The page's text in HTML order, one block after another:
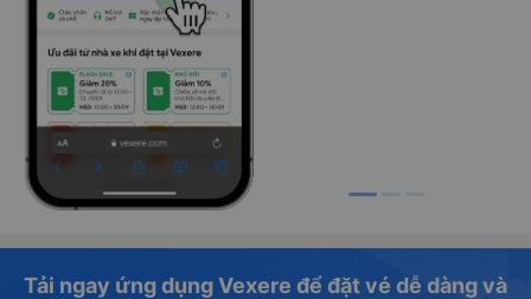
Tải ngay ứng dụng Vexere để đặt vé dễ dàng và